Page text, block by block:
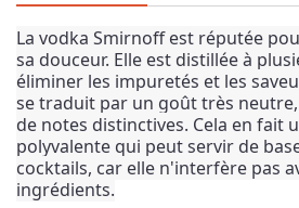
La vodka Smirnoff est réputée
sa douceur. Elle est distillée à
éliminer les impuretés et les
se traduit par un goût très
de notes distinctives. Cela en fait
polyvalente qui peut servir de
cocktails, car elle n'interfère pas
ingrédients.